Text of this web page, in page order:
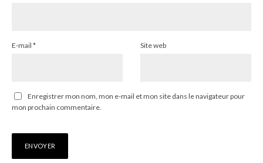
E-mail * Site web
Enregistrer mon nom, mon e-mail et mon site dans le navigateur pour
mon prochain commentaire.